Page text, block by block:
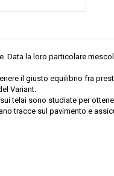
Data la loro particolare
il giusto equilibrio fra
Variant.
telai sono studiate per
tracce sul pavimento e